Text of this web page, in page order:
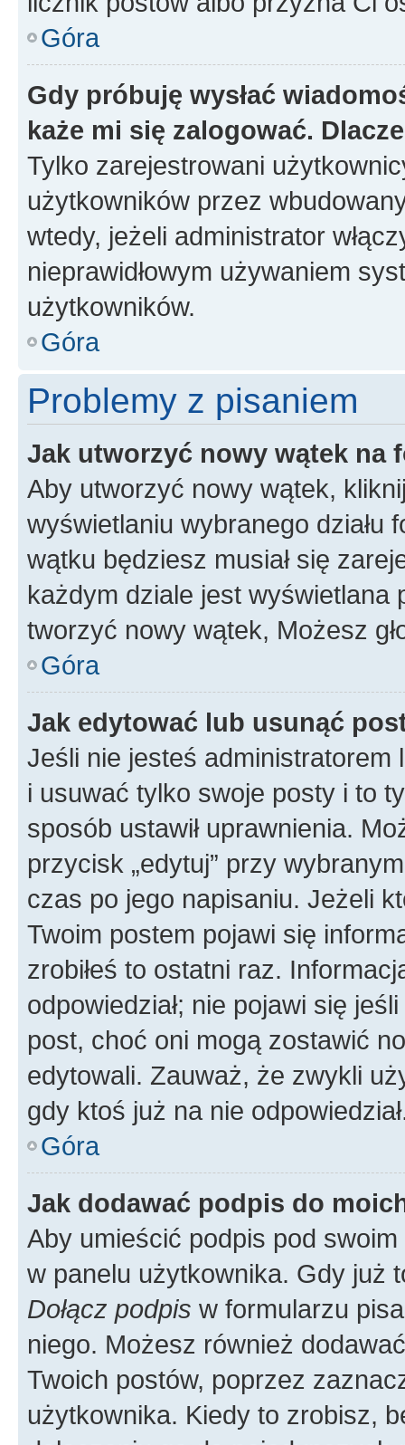
Góra
Gdy próbuję wysłać
każe mi się zalogować.
Tylko zarejestrowani
użytkowników przez
wtedy, jeżeli administrator
nieprawidłowym używaniem
użytkowników.
Góra
Problemy z pisaniem
Jak utworzyć nowy wątek na
Aby utworzyć nowy wątek,
wyświetlaniu wybranego działu
wątku będziesz musiał się
każdym dziale jest wyświetlana
tworzyć nowy wątek, Możesz
Góra
Jak edytować lub usunąć
Jeśli nie jesteś
i usuwać tylko swoje posty i to
sposób ustawił uprawnienia.
przycisk „edytuj” przy
czas po jego napisaniu. Jeżeli
Twoim postem pojawi się
zrobiłeś to ostatni raz.
odpowiedział; nie pojawi się
post, choć oni mogą zostawić
edytowali. Zauważ, że zwykli
gdy ktoś już na nie
Góra
Jak dodawać podpis do
Aby umieścić podpis pod
w panelu użytkownika. Gdy już
Dołącz podpis w formularzu
niego. Możesz również
Twoich postów, poprzez
użytkownika. Kiedy to zrobisz,